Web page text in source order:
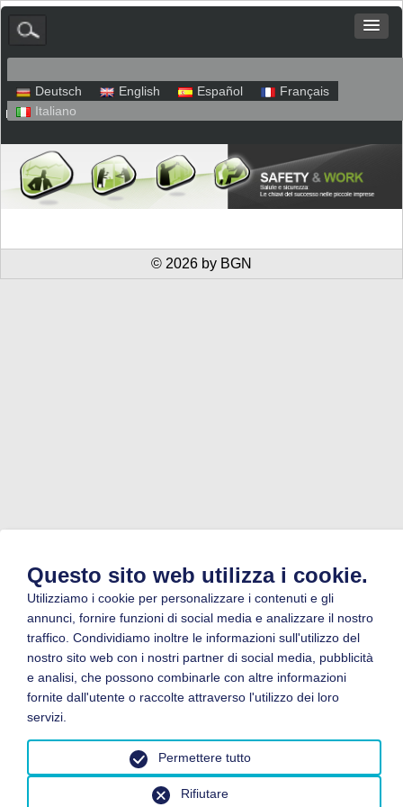
Deutsch English Español
Français
Italiano
Mappa del sito
© 2026 by BGN
Questo sito web utilizza i cookie.
Utilizziamo i cookie per personalizzare i contenuti e gli
annunci, fornire funzioni di social media e analizzare il nostro
traffico. Condividiamo inoltre le informazioni sull'utilizzo del
nostro sito web con i nostri partner di social media, pubblicità
e analisi, che possono combinarle con altre informazioni
fornite dall'utente o raccolte attraverso l'utilizzo dei loro
servizi.
Rifiutare
Permettere tutto